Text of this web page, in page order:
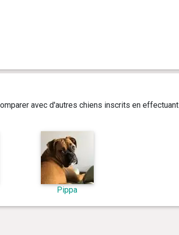
avec d'autres chiens inscrits en effectuant
Pippa